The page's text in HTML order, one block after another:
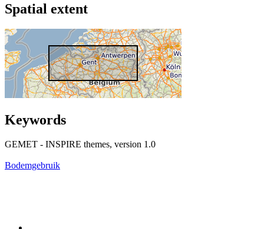
Spatial extent
Keywords
GEMET - INSPIRE themes, version 1.0
Bodemgebruik